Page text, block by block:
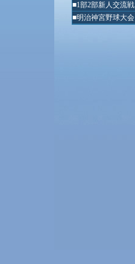
■1部2部新人交流戦
■明治神宮野球大会